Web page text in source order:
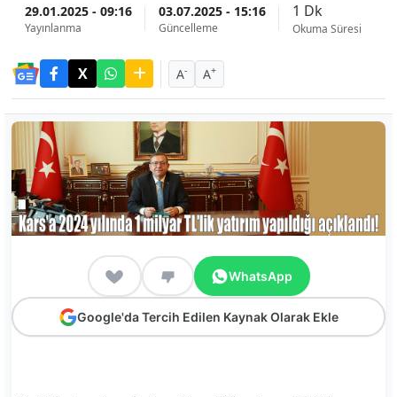
29.01.2025 - 09:16
Yayınlanma
03.07.2025 - 15:16
Güncelleme
1 Dk
Okuma Süresi
A- A+
WhatsApp
Google'da Tercih Edilen Kaynak Olarak Ekle